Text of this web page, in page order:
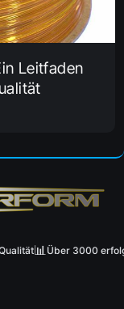
Leitfaden
📊Über 3000